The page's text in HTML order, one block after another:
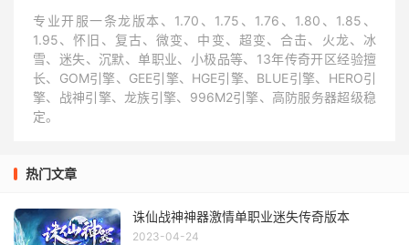
专业开服一条龙版本、1.70、1.75、1.76、1.80、1.85、
1.95、怀旧、复古、微变、中变、超变、合击、火龙、冰
雪、迷失、沉默、单职业、小极品等、13年传奇开区经验擅
长、GOM引擎、GEE引擎、HGE引擎、BLUE引擎、HERO引
擎、战神引擎、龙族引擎、996M2引擎、高防服务器超级稳
定。
热门文章
诛仙战神神器激情单职业迷失传奇版本
2023-04-24